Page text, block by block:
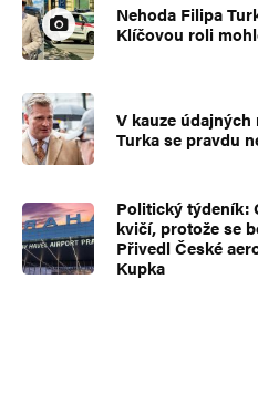
Nehoda Filipa
Klíčovou roli
V kauze
Turka se pravdu
Politický týdeník:
kvičí, protože se
Přivedl České
Kupka